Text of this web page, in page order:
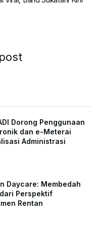
Dorong Penggunaan
dan e-Meterai
Administrasi
Daycare: Membedah
Perspektif
Rentan